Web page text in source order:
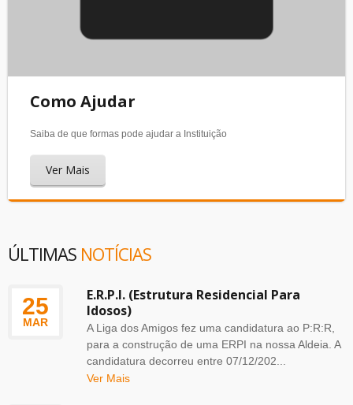
Como Ajudar
Saiba de que formas pode ajudar a Instituição
Ver Mais
ÚLTIMAS NOTÍCIAS
25
MAR
E.R.P.I. (Estrutura Residencial Para
Idosos)
A Liga dos Amigos fez uma candidatura ao P:R:R,
para a construção de uma ERPI na nossa Aldeia. A
candidatura decorreu entre 07/12/202...
Ver Mais